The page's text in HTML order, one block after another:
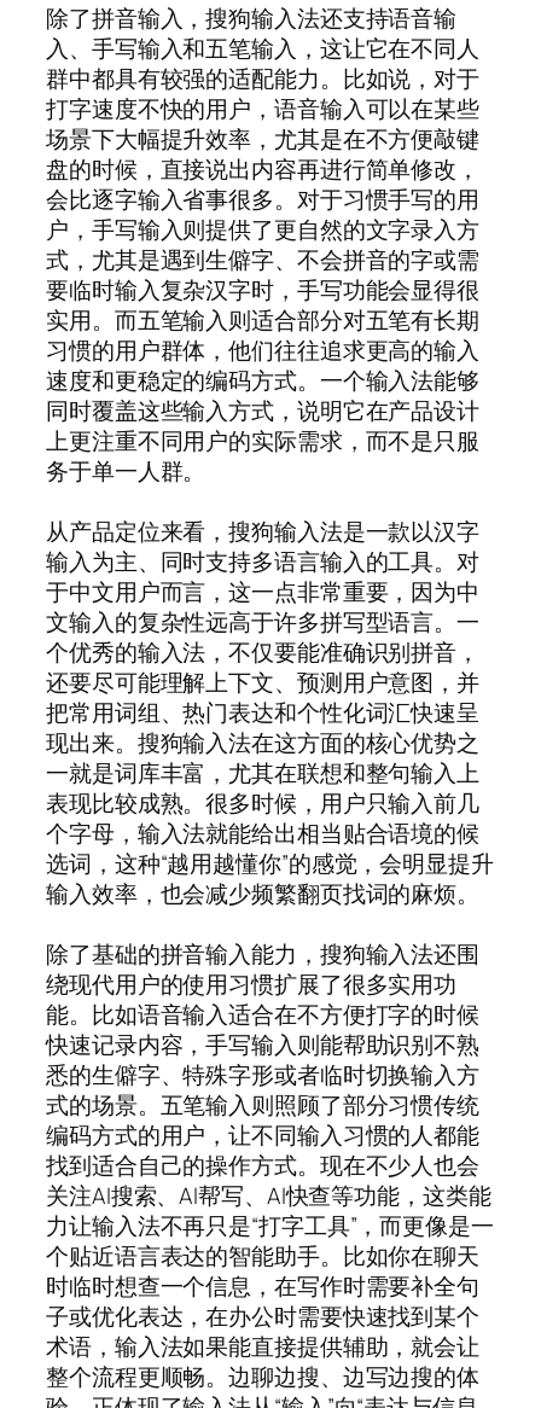
除了拼音输入，搜狗输入法还支持语音输
入、手写输入和五笔输入，这让它在不同人
群中都具有较强的适配能力。比如说，对于
打字速度不快的用户，语音输入可以在某些
场景下大幅提升效率，尤其是在不方便敲键
盘的时候，直接说出内容再进行简单修改，
会比逐字输入省事很多。对于习惯手写的用
户，手写输入则提供了更自然的文字录入方
式，尤其是遇到生僻字、不会拼音的字或需
要临时输入复杂汉字时，手写功能会显得很
实用。而五笔输入则适合部分对五笔有长期
习惯的用户群体，他们往往追求更高的输入
速度和更稳定的编码方式。一个输入法能够
同时覆盖这些输入方式，说明它在产品设计
上更注重不同用户的实际需求，而不是只服
务于单一人群。
从产品定位来看，搜狗输入法是一款以汉字
输入为主、同时支持多语言输入的工具。对
于中文用户而言，这一点非常重要，因为中
文输入的复杂性远高于许多拼写型语言。一
个优秀的输入法，不仅要能准确识别拼音，
还要尽可能理解上下文、预测用户意图，并
把常用词组、热门表达和个性化词汇快速呈
现出来。搜狗输入法在这方面的核心优势之
一就是词库丰富，尤其在联想和整句输入上
表现比较成熟。很多时候，用户只输入前几
个字母，输入法就能给出相当贴合语境的候
选词，这种“越用越懂你”的感觉，会明显提升
输入效率，也会减少频繁翻页找词的麻烦。
除了基础的拼音输入能力，搜狗输入法还围
绕现代用户的使用习惯扩展了很多实用功
能。比如语音输入适合在不方便打字的时候
快速记录内容，手写输入则能帮助识别不熟
悉的生僻字、特殊字形或者临时切换输入方
式的场景。五笔输入则照顾了部分习惯传统
编码方式的用户，让不同输入习惯的人都能
找到适合自己的操作方式。现在不少人也会
关注AI搜索、AI帮写、AI快查等功能，这类能
力让输入法不再只是“打字工具”，而更像是一
个贴近语言表达的智能助手。比如你在聊天
时临时想查一个信息，在写作时需要补全句
子或优化表达，在办公时需要快速找到某个
术语，输入法如果能直接提供辅助，就会让
整个流程更顺畅。边聊边搜、边写边搜的体